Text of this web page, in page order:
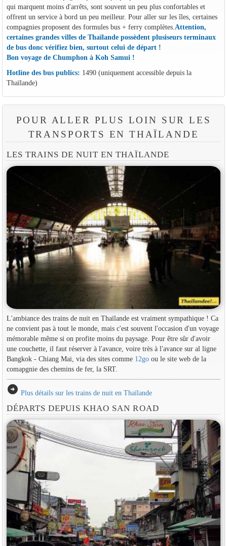
qui marquent moins d'arrêts, sont souvent un peu plus confortables et
offrent un service à bord un peu meilleur. Pour aller sur les îles, certaines
compagnies proposent des formules bus + ferry complètes. Attention,
certaines grandes villes de Thaïlande possèdent plusiseurs terminaux
de bus donc vérifiez bien, surtout celui de départ !
Bon voyage de Chumphon à Koh Samui !
Hotline des bus publics: 1490 (uniquement accessible depuis la
Thaïlande)
POUR ALLER PLUS LOIN SUR LES
TRANSPORTS EN THAÏLANDE
LES TRAINS DE NUIT EN THAÏLANDE
L'ambiance des trains de nuit en Thaïlande est vraiment sympathique ! Ca
ne convient pas à tout le monde, mais c'est souvent l'occasion d'un voyage
mémorable même si on profite moins du paysage. Pour être sûr d'avoir
une couchette, il faut réserver à l'avance, voire très à l'avance sur al ligne
Bangkok - Chiang Mai, via des sites comme 12goou le site web de la
comapgnie des chemins de fer, la SRT.
arrow_circle_right Plus détails sur les trains de nuit en Thaïlande
DÉPARTS DEPUIS KHAO SAN ROAD